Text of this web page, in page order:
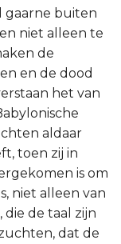
gaarne buiten
niet alleen te
de
en de dood
het van
aldaar
toen zij in
is om
niet alleen van
de taal zijn
dat de